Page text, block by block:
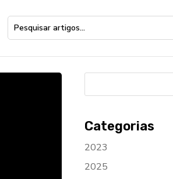
Categorias
2023
2025